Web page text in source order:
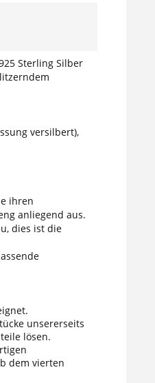
Sterling Silber
versilbert),
ihren
anliegend aus.
dies ist die
unsererseits
lösen.
dem vierten